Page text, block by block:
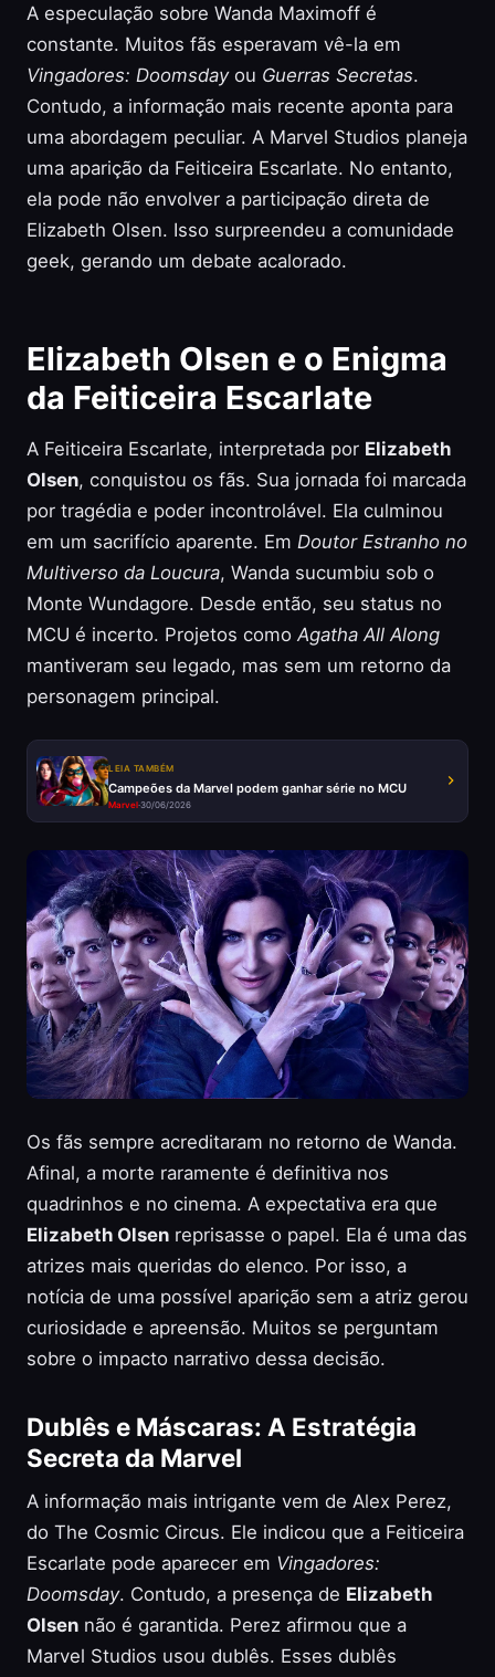
A especulação sobre Wanda Maximoff é
constante. Muitos fãs esperavam vê-la em
Vingadores: Doomsdayou Guerras Secretas.
Contudo, a informação mais recente aponta para
uma abordagem peculiar. A Marvel Studios planeja
uma aparição da Feiticeira Escarlate. No entanto,
ela pode não envolver a participação direta de
Elizabeth Olsen. Isso surpreendeu a comunidade
geek, gerando um debate acalorado.
Elizabeth Olsen e o Enigma
da Feiticeira Escarlate
A Feiticeira Escarlate, interpretada por Elizabeth
Olsen, conquistou os fãs. Sua jornada foi marcada
por tragédia e poder incontrolável. Ela culminou
em um sacrifício aparente. Em Doutor Estranho no
Multiverso da Loucura, Wanda sucumbiu sob o
Monte Wundagore. Desde então, seu status no
MCU é incerto. Projetos como Agatha All Along
mantiveram seu legado, mas sem um retorno da
personagem principal.
LEIA TAMBÉM
Campeões da Marvel podem ganhar série no MCU
Marvel·30/06/2026
Os fãs sempre acreditaram no retorno de Wanda.
Afinal, a morte raramente é definitiva nos
quadrinhos e no cinema. A expectativa era que
Elizabeth Olsen reprisasse o papel. Ela é uma das
atrizes mais queridas do elenco. Por isso, a
notícia de uma possível aparição sem a atriz gerou
curiosidade e apreensão. Muitos se perguntam
sobre o impacto narrativo dessa decisão.
Dublês e Máscaras: A Estratégia
Secreta da Marvel
A informação mais intrigante vem de Alex Perez,
do The Cosmic Circus. Ele indicou que a Feiticeira
Escarlate pode aparecer em Vingadores:
Doomsday. Contudo, a presença de Elizabeth
Olsen não é garantida. Perez afirmou que a
Marvel Studios usou dublês. Esses dublês